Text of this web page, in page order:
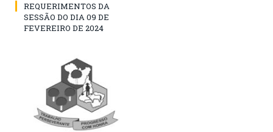
REQUERIMENTOS DA
SESSÃO DO DIA 09 DE
FEVEREIRO DE 2024